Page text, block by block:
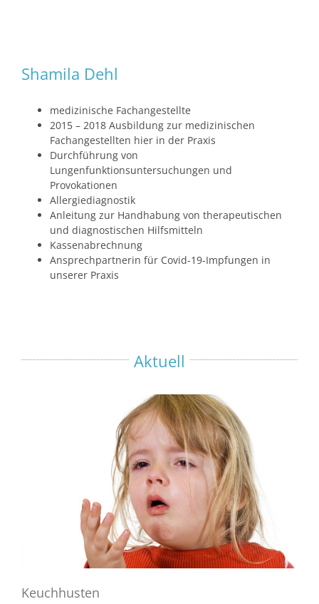
Shamila Dehl
medizinische Fachangestellte
2015 – 2018 Ausbildung zur medizinischen
Fachangestellten hier in der Praxis
Durchführung von
Lungenfunktionsuntersuchungen und
Provokationen
Allergiediagnostik
Anleitung zur Handhabung von therapeutischen
und diagnostischen Hilfsmitteln
Kassenabrechnung
Ansprechpartnerin für Covid-19-Impfungen in
unserer Praxis
Aktuell
Keuchhusten